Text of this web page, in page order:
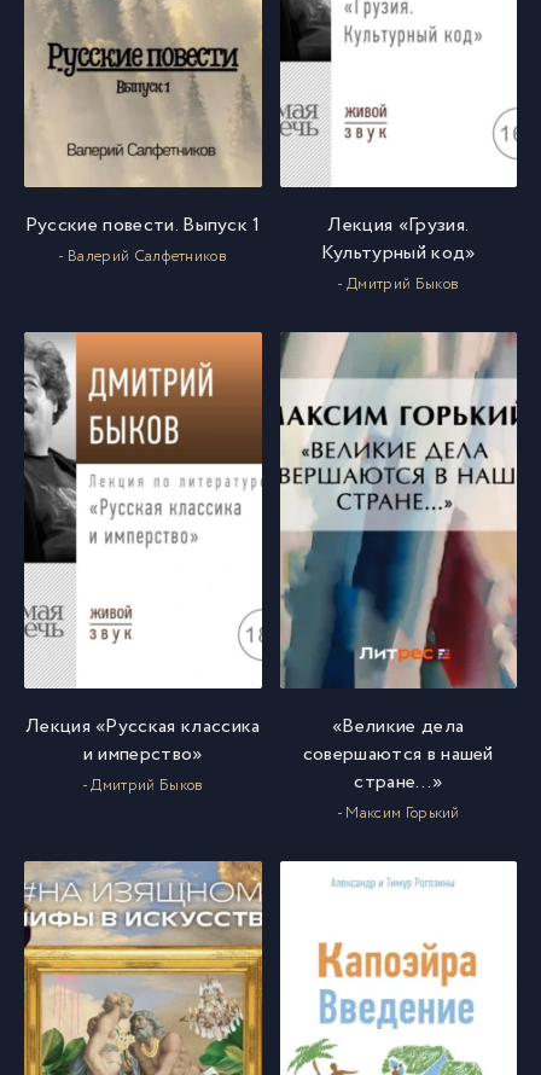
Русские повести. Выпуск 1
- Валерий Салфетников
Лекция «Грузия.
Культурный код»
- Дмитрий Быков
Лекция «Русская классика
и имперство»
- Дмитрий Быков
«Великие дела
совершаются в нашей
стране…»
- Максим Горький